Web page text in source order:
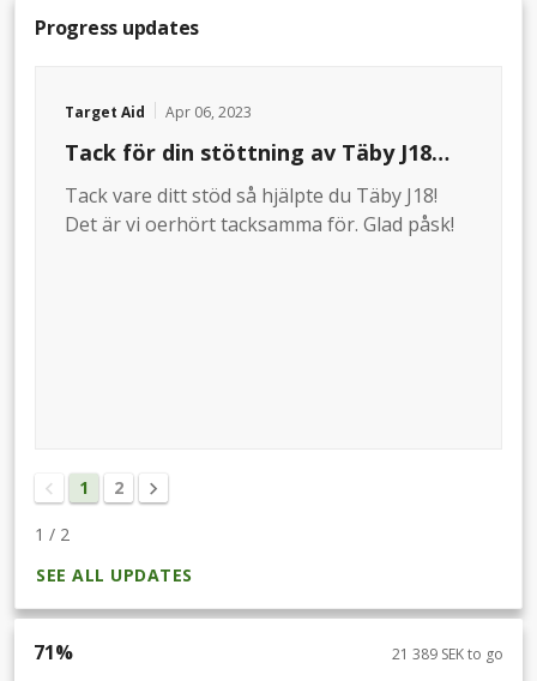
Progress updates
Target Aid Apr 06, 2023
Tack för din stöttning av Täby J18
säsongen 2022/2023!
Tack vare ditt stöd så hjälpte du Täby J18!
Det är vi oerhört tacksamma för. Glad påsk!
1 2
1 / 2
SEE ALL UPDATES
71% 21 389 SEK to go